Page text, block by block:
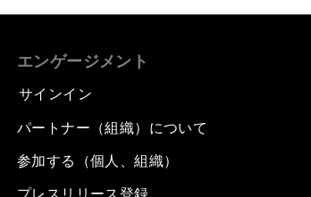
エンゲージメント
サインイン
パートナー（組織）について
参加する（個人、組織）